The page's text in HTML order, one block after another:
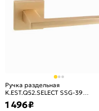
Ручка раздельная
K.EST.Q52.SELECT SSG-39
сатинированное золото
1 496₽